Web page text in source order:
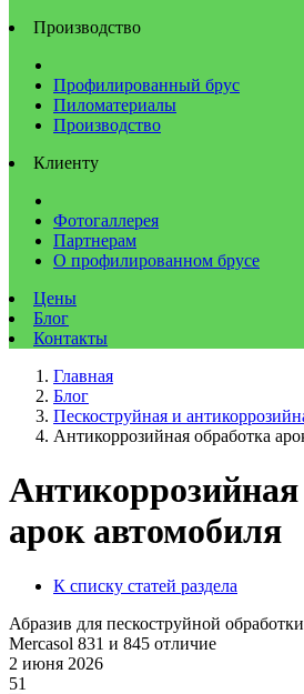
Производство
Профилированный брус
Пиломатериалы
Производство
Клиенту
Фотогаллерея
Партнерам
О профилированном брусе
Цены
Блог
Контакты
Главная
Блог
Пескоструйная и
Антикоррозийная обработка
Антикоррозийная
арок автомобиля
К списку статей раздела
Абразив для пескоструйной
Mercasol 831 и 845 отличие
2 июня 2026
51